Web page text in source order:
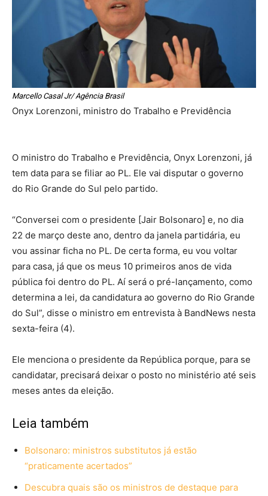
Marcello Casal Jr/ Agência Brasil
Onyx Lorenzoni, ministro do Trabalho e Previdência
O ministro do Trabalho e Previdência, Onyx Lorenzoni, já
tem data para se filiar ao PL. Ele vai disputar o governo
do Rio Grande do Sul pelo partido.
“Conversei com o presidente [Jair Bolsonaro] e, no dia
22 de março deste ano, dentro da janela partidária, eu
vou assinar ficha no PL. De certa forma, eu vou voltar
para casa, já que os meus 10 primeiros anos de vida
pública foi dentro do PL. Aí será o pré-lançamento, como
determina a lei, da candidatura ao governo do Rio Grande
do Sul”, disse o ministro em entrevista à BandNews nesta
sexta-feira (4).
Ele menciona o presidente da República porque, para se
candidatar, precisará deixar o posto no ministério até seis
meses antes da eleição.
Leia também
Bolsonaro: ministros substitutos já estão
“praticamente acertados”
Descubra quais são os ministros de destaque para